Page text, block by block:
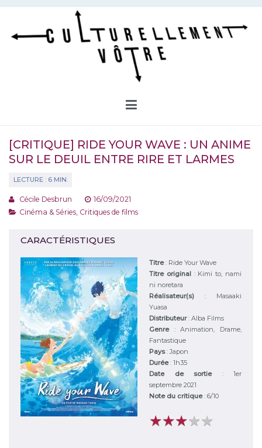
Aller
contenu
[CRITIQUE] RIDE YOUR WAVE : UN ANIME
SUR LE DEUIL ENTRE RIRE ET LARMES
Cécile Desbrun
16/09/2021
Cinéma & Séries Critiques de films
CARACTÉRISTIQUES
Titre: Ride Your Wave
Titre original : Kimi to, nami
ni noretara
Réalisateur(s) : Masaaki
Yuasa
Distributeur: Alba Films
Genre :Animation, Drame,
Fantastique
Pays:Japon
Durée: 1h35
Date de sortie : 1er
septembre 2021
Note du critique: 6/10
★★★★★
★★★★★